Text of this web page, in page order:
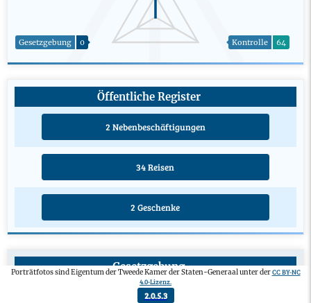
Gesetzgebung 0 Kontrolle 64
Öffentliche Register
2 Nebenbeschäftigungen
34 Reisen
2 Geschenke
Gesetzgebung
Gesetzentwurf eines privaten Mitglieds
Porträtfotos sind Eigentum der Tweede Kamer der Staten-Generaal unter derCC BY-NC
4.0-Lizenz.
2.0.5.3